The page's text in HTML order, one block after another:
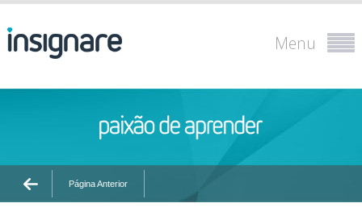
Menu
Página Anterior